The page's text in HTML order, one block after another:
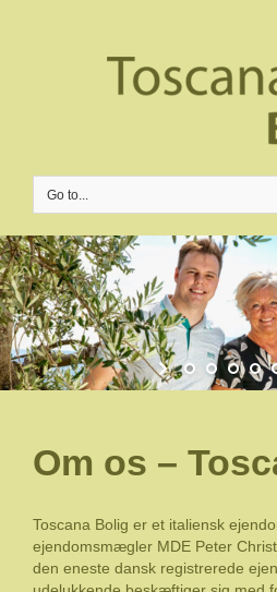
Go to...
Om os –
Toscana Bolig er et italiensk
ejendomsmægler MDE Peter
den eneste dansk registrerede